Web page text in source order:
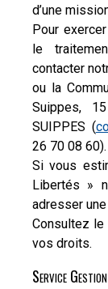
d’une
Pour
le
contacter
ou la
Suippes,
SUIPPES (
26 70 08 60).
Si vous
Libertés »
adresser
Consultez le
vos droits.
Service